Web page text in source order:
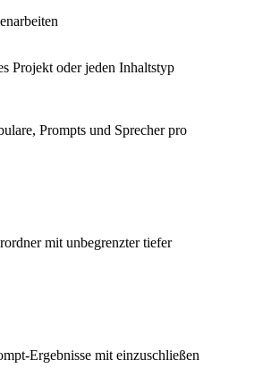
Projekt oder jeden Inhaltstyp
Prompts und Sprecher pro
mit unbegrenzter tiefer
Ergebnisse mit einzuschließen